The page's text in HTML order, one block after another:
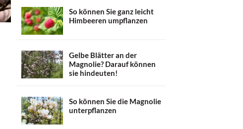
So können Sie ganz leicht
Himbeeren umpflanzen
Gelbe Blätter an der
Magnolie? Darauf können
sie hindeuten!
So können Sie die Magnolie
unterpflanzen